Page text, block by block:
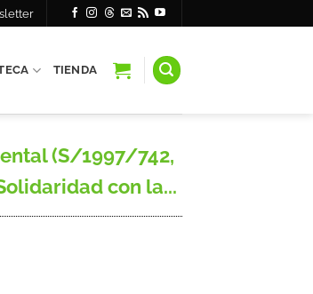
TIENDA
(S/1997/742,
con la...